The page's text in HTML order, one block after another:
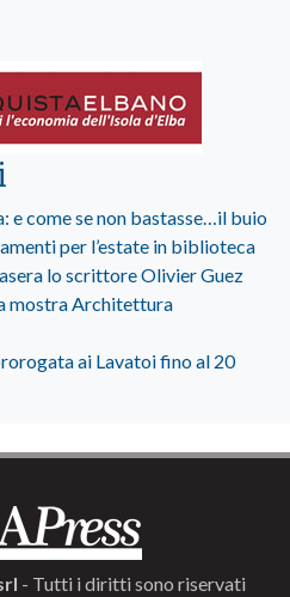
e come se non bastasse…il buio
per l’estate in biblioteca
lo scrittore Olivier Guez
mostra Architettura
ai Lavatoi fino al 20
- Tutti i diritti sono riservati